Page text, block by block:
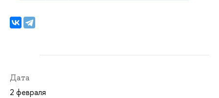
Дата
2 февраля